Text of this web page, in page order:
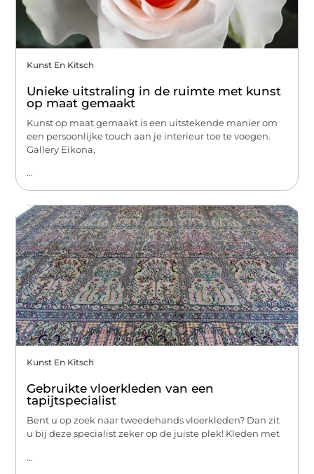
Kunst En Kitsch
Unieke uitstraling in de ruimte met kunst
op maat gemaakt
Kunst op maat gemaakt is een uitstekende manier om
een persoonlijke touch aan je interieur toe te voegen.
Gallery Eikona,
...
Kunst En Kitsch
Gebruikte vloerkleden van een
tapijtspecialist
Bent u op zoek naar tweedehands vloerkleden? Dan zit
u bij deze specialist zeker op de juiste plek! Kleden met
...